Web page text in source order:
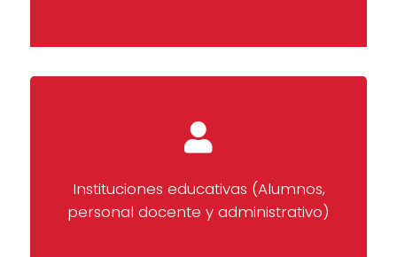
Instituciones educativas (Alumnos,
personal docente y administrativo)